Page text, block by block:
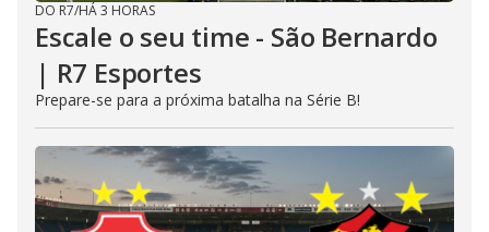
DO R7/HÁ 3 HORAS
Escale o seu time - São Bernardo
| R7 Esportes
Prepare-se para a próxima batalha na Série B!